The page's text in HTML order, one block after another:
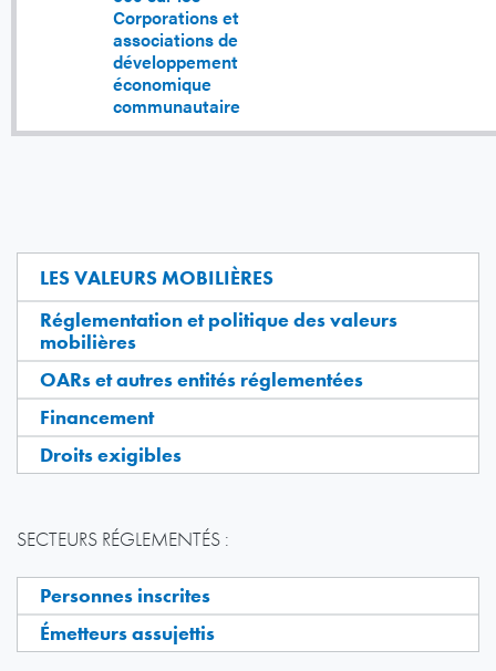
LES VALEURS MOBILIÈRES
Réglementation et politique des valeurs
mobilières
OARs et autres entités réglementées
Financement
Droits exigibles
SECTEURS RÉGLEMENTÉS :
Personnes inscrites
Émetteurs assujettis
Corporations et
associations de
développement
économique
communautaire